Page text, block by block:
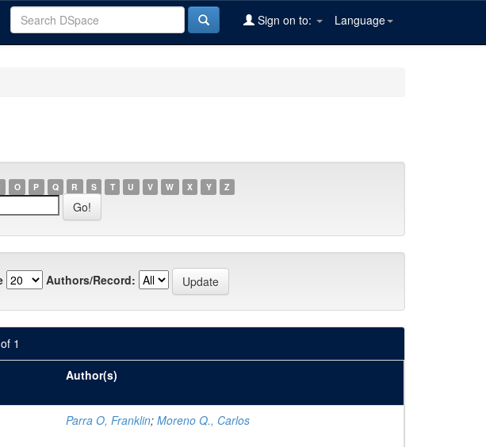
Language
Sign on to:
O P Q R S T U V W X Y Z
Authors/Record:
1
Author(s)
Parra O, Franklin; Moreno Q., Carlos